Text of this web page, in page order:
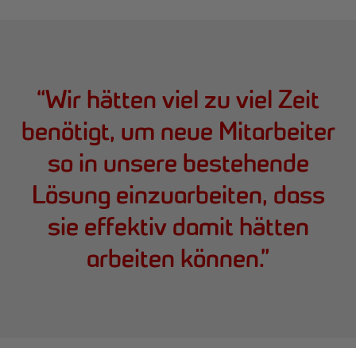
“Wir hätten viel zu viel Zeit
benötigt, um neue Mitarbeiter
so in unsere bestehende
Lösung einzuarbeiten, dass
sie effektiv damit hätten
arbeiten können.”